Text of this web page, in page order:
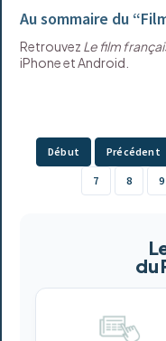
Au sommaire du
Retrouvez Le film
iPhone et Android.
Début Précédent
7 8 9
du